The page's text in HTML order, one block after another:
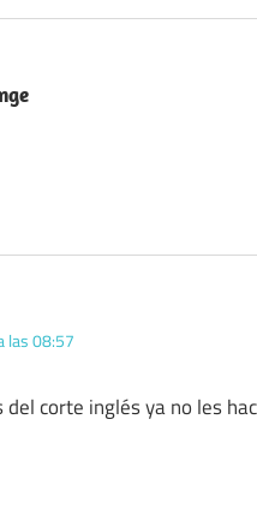
las 08:57
corte inglés ya no les